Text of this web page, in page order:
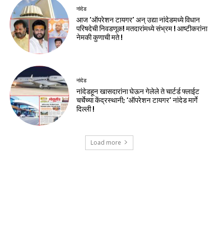
नांदेड
आज ‘ऑपरेशन टायगर’ अन् उद्या नांदेडमध्ये विधान
परिषदेची निवडणूक! मतदारांमध्ये संभ्रम ! आष्टीकरांना
नेमकी कुणाची मते !
नांदेड
नांदेडहून खासदारांना घेऊन गेलेले ते चार्टर्ड फ्लाईट
चर्चेच्या केंद्रस्थानी; ‘ऑपरेशन टायगर’ नांदेड मार्गे
दिल्ली !
Load more